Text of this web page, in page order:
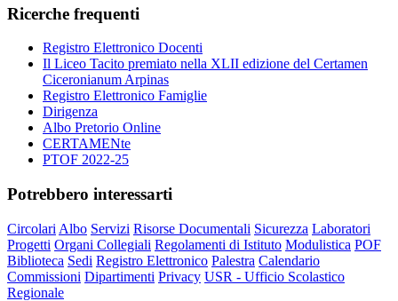
Ricerche frequenti
Registro Elettronico Docenti
Il Liceo Tacito premiato nella XLII edizione del Certamen
Ciceronianum Arpinas
Registro Elettronico Famiglie
Dirigenza
Albo Pretorio Online
CERTAMENte
PTOF 2022-25
Potrebbero interessarti
Circolari Albo Servizi Risorse Documentali Sicurezza Laboratori
Progetti Organi Collegiali Regolamenti di Istituto Modulistica POF
Biblioteca Sedi Registro Elettronico Palestra Calendario
Commissioni Dipartimenti Privacy USR - Ufficio Scolastico
Regionale